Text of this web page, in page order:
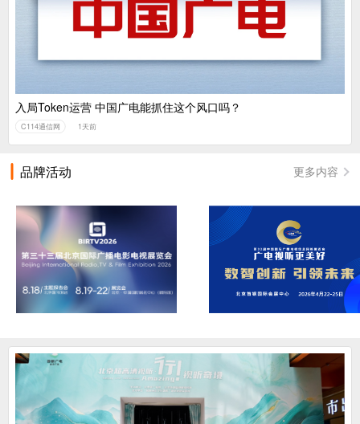
入局Token运营 中国广电能抓住这个风口吗？
C114通信网 1天前
品牌活动 更多内容